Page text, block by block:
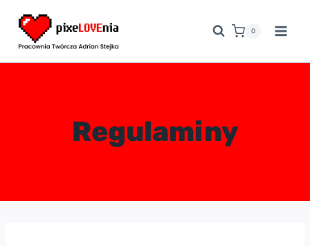
0
Regulaminy